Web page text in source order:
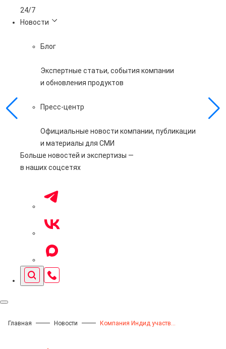
24/7
Новости
Блог
Экспертные статьи, события компании
и обновления продуктов
Пресс-центр
Официальные новости компании, публикации
и материалы для СМИ
Больше новостей и экспертизы —
в наших соцсетях
Главная Новости